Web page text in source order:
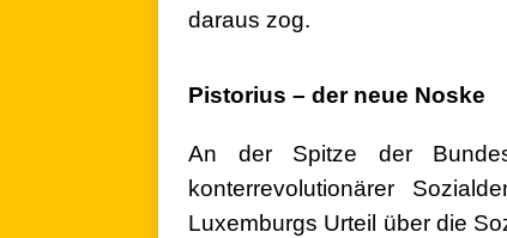
daraus zog.
Pistorius – der neue Noske
An der Spitze der
konterrevolutionärer
Luxemburgs Urteil über die